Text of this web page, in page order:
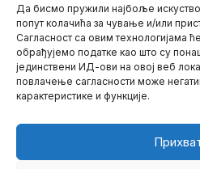
Да бисмо пружили најбоље
попут колачића за чување и/или
Сагласност са овим технологијама
обрађујемо податке као што су
јединствени ИД-ови на овој веб
повлачење сагласности може
карактеристике и функције.
инсценирани
на Запорошку
нуклеарку
Руска Спољна
обавештајна
(СВР) упозорила
Запад наводно
savet Velike
ograničava šta
mogu da kažu na
internetu